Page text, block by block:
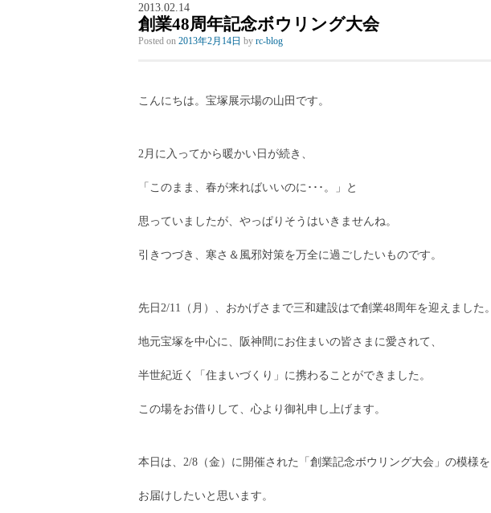
2013.02.14
創業48周年記念ボウリング大会
Posted on 2013年2月14日 by rc-blog
こんにちは。宝塚展示場の山田です。
2月に入ってから暖かい日が続き、
「このまま、春が来ればいいのに･･･。」と
思っていましたが、やっぱりそうはいきませんね。
引きつづき、寒さ＆風邪対策を万全に過ごしたいものです。
先日2/11（月）、おかげさまで三和建設はで創業48周年を迎えました。
地元宝塚を中心に、阪神間にお住まいの皆さまに愛されて、
半世紀近く「住まいづくり」に携わることができました。
この場をお借りして、心より御礼申し上げます。
本日は、2/8（金）に開催された「創業記念ボウリング大会」の模様を
お届けしたいと思います。